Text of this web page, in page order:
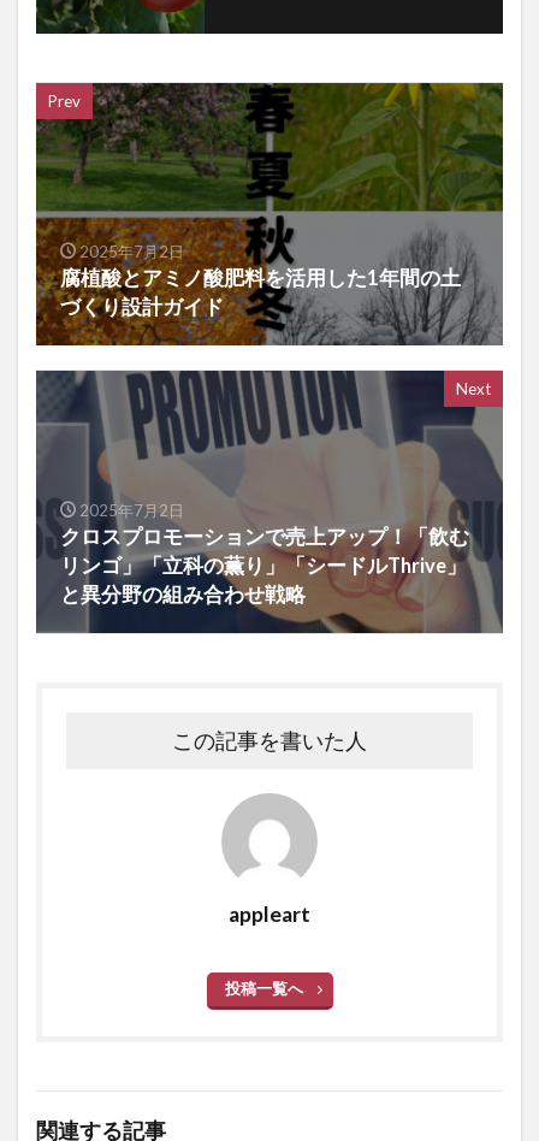
Prev
2025年7月2日
腐植酸とアミノ酸肥料を活用した1年間の土
づくり設計ガイド
Next
2025年7月2日
クロスプロモーションで売上アップ！「飲む
リンゴ」「立科の薫り」「シードルThrive」
と異分野の組み合わせ戦略
この記事を書いた人
appleart
投稿一覧へ
関連する記事